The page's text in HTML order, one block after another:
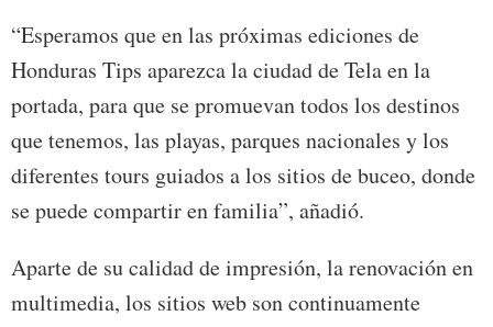
“Esperamos que en las próximas ediciones de
Honduras Tips aparezca la ciudad de Tela en la
portada, para que se promuevan todos los destinos
que tenemos, las playas, parques nacionales y los
diferentes tours guiados a los sitios de buceo, donde
se puede compartir en familia”, añadió.
Aparte de su calidad de impresión, la renovación en
multimedia, los sitios web son continuamente